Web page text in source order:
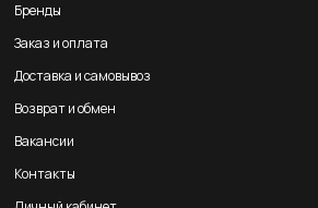
Бренды
Заказ и оплата
Доставка и самовывоз
Возврат и обмен
Вакансии
Контакты